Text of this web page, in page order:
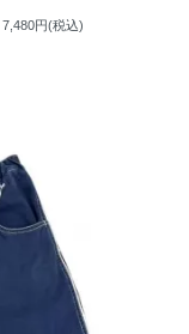
7,480円(税込)